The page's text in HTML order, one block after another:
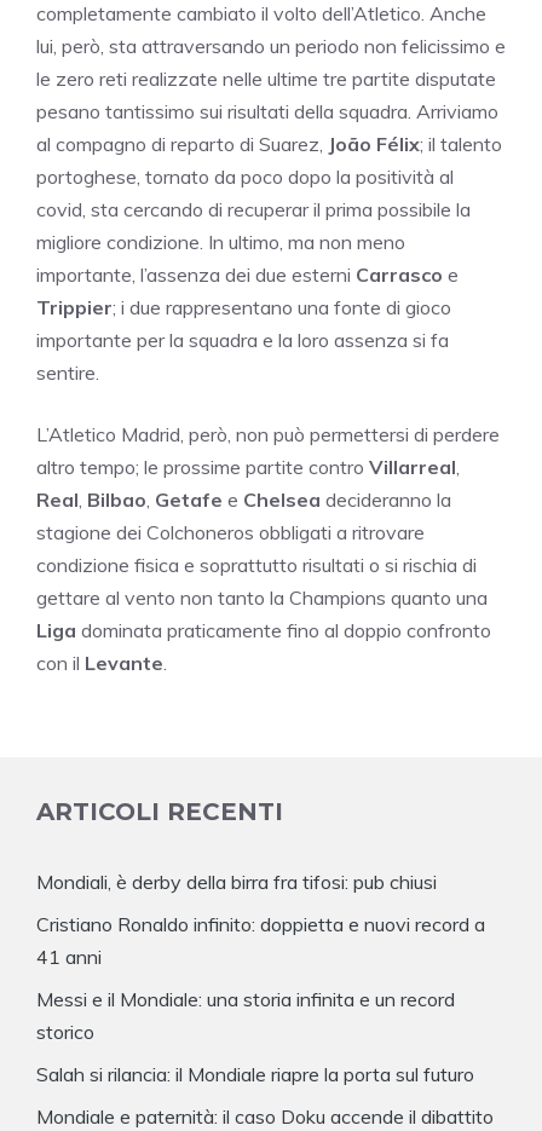
completamente cambiato il volto dell’Atletico. Anche
lui, però, sta attraversando un periodo non felicissimo e
le zero reti realizzate nelle ultime tre partite disputate
pesano tantissimo sui risultati della squadra. Arriviamo
al compagno di reparto di Suarez, João Félix; il talento
portoghese, tornato da poco dopo la positività al
covid, sta cercando di recuperar il prima possibile la
migliore condizione. In ultimo, ma non meno
importante, l’assenza dei due esterni Carrasco e
Trippier; i due rappresentano una fonte di gioco
importante per la squadra e la loro assenza si fa
sentire.
L’Atletico Madrid, però, non può permettersi di perdere
altro tempo; le prossime partite contro Villarreal,
Real, Bilbao, Getafe e Chelsea decideranno la
stagione dei Colchoneros obbligati a ritrovare
condizione fisica e soprattutto risultati o si rischia di
gettare al vento non tanto la Champions quanto una
Liga dominata praticamente fino al doppio confronto
con il Levante.
ARTICOLI RECENTI
Mondiali, è derby della birra fra tifosi: pub chiusi
Cristiano Ronaldo infinito: doppietta e nuovi record a
41 anni
Messi e il Mondiale: una storia infinita e un record
storico
Salah si rilancia: il Mondiale riapre la porta sul futuro
Mondiale e paternità: il caso Doku accende il dibattito